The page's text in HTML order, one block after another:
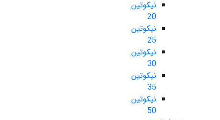
نیکوتین
20
نیکوتین
25
نیکوتین
30
نیکوتین
35
نیکوتین
50